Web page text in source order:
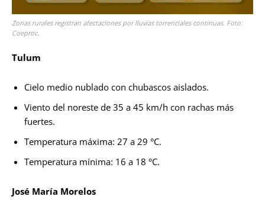
Zonas rurales registran afectaciones por lluvias torrenciales continuas. Foto:
Coeproc.
Tulum
Cielo medio nublado con chubascos aislados.
Viento del noreste de 35 a 45 km/h con rachas más
fuertes.
Temperatura máxima: 27 a 29 °C.
Temperatura mínima: 16 a 18 °C.
José María Morelos